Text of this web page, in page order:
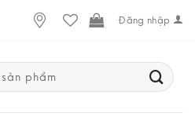
Đăng nhập